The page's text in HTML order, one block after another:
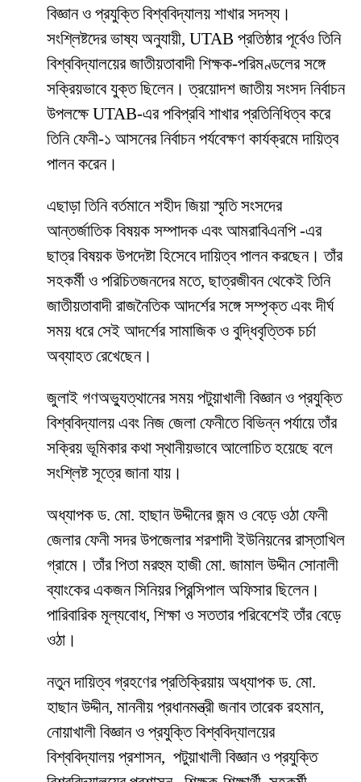
বিজ্ঞান ও প্রযুক্তি বিশ্ববিদ্যালয় শাখার সদস্য।
সংশ্লিষ্টদের ভাষ্য অনুযায়ী, UTAB প্রতিষ্ঠার পূর্বেও তিনি
বিশ্ববিদ্যালয়ের জাতীয়তাবাদী শিক্ষক-পরিমণ্ডলের সঙ্গে
সক্রিয়ভাবে যুক্ত ছিলেন। ত্রয়োদশ জাতীয় সংসদ নির্বাচন
উপলক্ষে UTAB-এর পবিপ্রবি শাখার প্রতিনিধিত্ব করে
তিনি ফেনী-১ আসনের নির্বাচন পর্যবেক্ষণ কার্যক্রমে দায়িত্ব
পালন করেন।
এছাড়া তিনি বর্তমানে শহীদ জিয়া স্মৃতি সংসদের
আন্তর্জাতিক বিষয়ক সম্পাদক এবং আমরাবিএনপি -এর
ছাত্র বিষয়ক উপদেষ্টা হিসেবে দায়িত্ব পালন করছেন। তাঁর
সহকর্মী ও পরিচিতজনদের মতে, ছাত্রজীবন থেকেই তিনি
জাতীয়তাবাদী রাজনৈতিক আদর্শের সঙ্গে সম্পৃক্ত এবং দীর্ঘ
সময় ধরে সেই আদর্শের সামাজিক ও বুদ্ধিবৃত্তিক চর্চা
অব্যাহত রেখেছেন।
জুলাই গণঅভ্যুত্থানের সময় পটুয়াখালী বিজ্ঞান ও প্রযুক্তি
বিশ্ববিদ্যালয় এবং নিজ জেলা ফেনীতে বিভিন্ন পর্যায়ে তাঁর
সক্রিয় ভূমিকার কথা স্থানীয়ভাবে আলোচিত হয়েছে বলে
সংশ্লিষ্ট সূত্রে জানা যায়।
অধ্যাপক ড. মো. হাছান উদ্দীনের জন্ম ও বেড়ে ওঠা ফেনী
জেলার ফেনী সদর উপজেলার শরশাদী ইউনিয়নের রাস্তাখিল
গ্রামে। তাঁর পিতা মরহুম হাজী মো. জামাল উদ্দীন সোনালী
ব্যাংকের একজন সিনিয়র প্রিন্সিপাল অফিসার ছিলেন।
পারিবারিক মূল্যবোধ, শিক্ষা ও সততার পরিবেশেই তাঁর বেড়ে
ওঠা।
নতুন দায়িত্ব গ্রহণের প্রতিক্রিয়ায় অধ্যাপক ড. মো.
হাছান উদ্দীন, মাননীয় প্রধানমন্ত্রী জনাব তারেক রহমান,
নোয়াখালী বিজ্ঞান ও প্রযুক্তি বিশ্ববিদ্যালয়ের
বিশ্ববিদ্যালয় প্রশাসন, পটুয়াখালী বিজ্ঞান ও প্রযুক্তি